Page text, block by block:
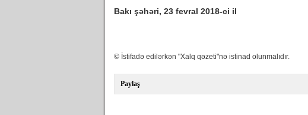
Bakı şəhəri, 23 fevral 2018-ci il
© İstifadə edilərkən "Xalq qəzeti"nə istinad olunmalıdır.
Paylaş